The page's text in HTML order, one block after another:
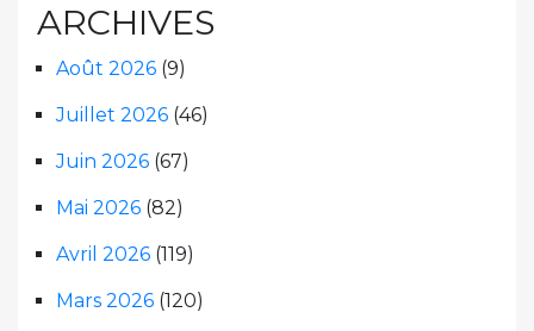
ARCHIVES
Août 2026 (9)
Juillet 2026 (46)
Juin 2026 (67)
Mai 2026 (82)
Avril 2026 (119)
Mars 2026 (120)